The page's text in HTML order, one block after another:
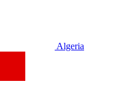
Algeria